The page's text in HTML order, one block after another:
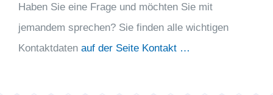
Haben Sie eine Frage und möchten Sie mit
jemandem sprechen? Sie finden alle wichtigen
Kontaktdaten auf der Seite Kontakt …